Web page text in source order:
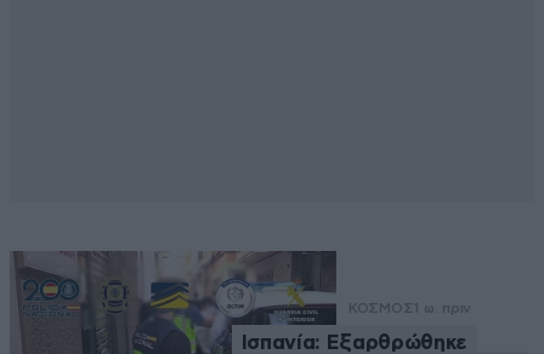
ΚΟΣΜΟΣ 1 ω. πριν
Ισπανία: Εξαρθρώθηκε